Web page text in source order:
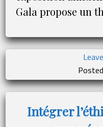
Gala propose un
Intégrer